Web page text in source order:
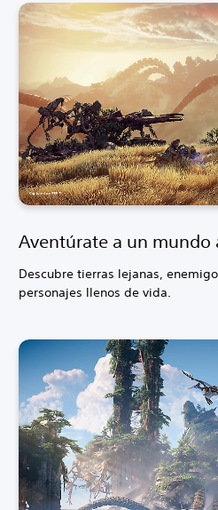
Aventúrate a un mundo
Descubre tierras lejanas,
personajes llenos de vida.